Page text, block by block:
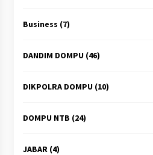
Business (7)
DANDIM DOMPU(46)
DIKPOLRA DOMPU(10)
DOMPU NTB (24)
JABAR(4)